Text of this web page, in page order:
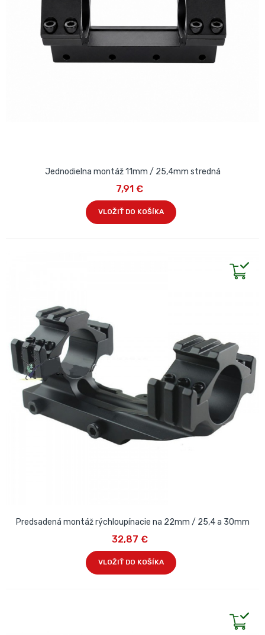
Jednodielna montáž 11mm / 25,4mm stredná
7,91 €
VLOŽIŤ DO KOŠÍKA
Predsadená montáž rýchloupínacie na 22mm / 25,4 a 30mm
32,87 €
VLOŽIŤ DO KOŠÍKA